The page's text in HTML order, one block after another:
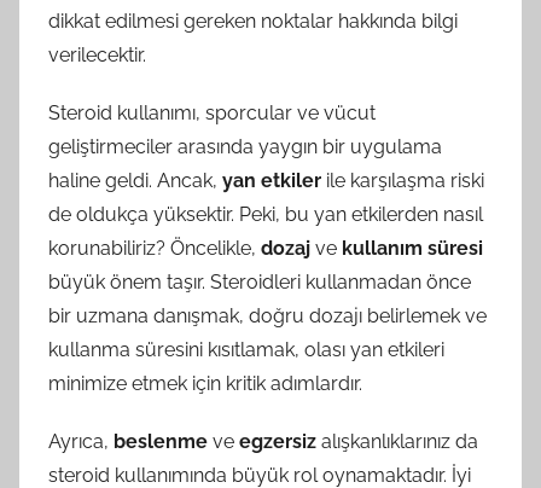
dikkat edilmesi gereken noktalar hakkında bilgi
verilecektir.
Steroid kullanımı, sporcular ve vücut
geliştirmeciler arasında yaygın bir uygulama
haline geldi. Ancak, yan etkiler ile karşılaşma riski
de oldukça yüksektir. Peki, bu yan etkilerden nasıl
korunabiliriz? Öncelikle, dozaj ve kullanım süresi
büyük önem taşır. Steroidleri kullanmadan önce
bir uzmana danışmak, doğru dozajı belirlemek ve
kullanma süresini kısıtlamak, olası yan etkileri
minimize etmek için kritik adımlardır.
Ayrıca, beslenme ve egzersiz alışkanlıklarınız da
steroid kullanımında büyük rol oynamaktadır. İyi